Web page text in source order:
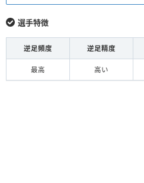
選手特徴
逆足頻度 逆足精度
最高 高い